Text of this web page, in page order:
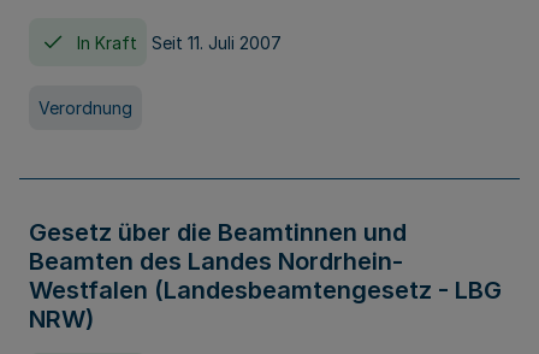
In Kraft Seit 11. Juli 2007
Verordnung
Gesetz über die Beamtinnen und
Beamten des Landes Nordrhein-
Westfalen (Landesbeamtengesetz - LBG
NRW)